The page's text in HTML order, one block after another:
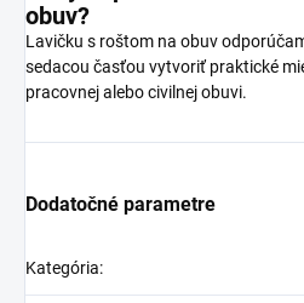
obuv?
Lavičku s roštom na obuv
sedacou časťou vytvoriť praktické
pracovnej alebo civilnej obuvi.
Dodatočné parametre
Kategória: